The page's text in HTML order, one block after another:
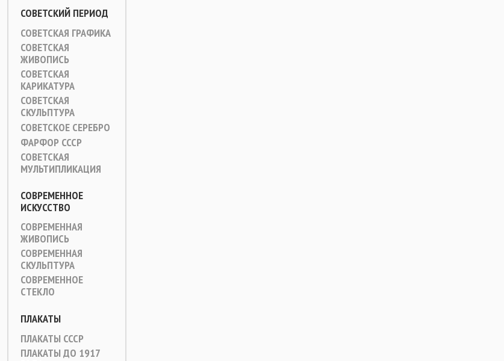
СОВЕТСКИЙ ПЕРИОД
СОВЕТСКАЯ ГРАФИКА
СОВЕТСКАЯ
ЖИВОПИСЬ
СОВЕТСКАЯ
КАРИКАТУРА
СОВЕТСКАЯ
СКУЛЬПТУРА
СОВЕТСКОЕ СЕРЕБРО
ФАРФОР СССР
СОВЕТСКАЯ
МУЛЬТИПЛИКАЦИЯ
СОВРЕМЕННОЕ
ИСКУССТВО
СОВРЕМЕННАЯ
ЖИВОПИСЬ
СОВРЕМЕННАЯ
СКУЛЬПТУРА
СОВРЕМЕННОЕ
СТЕКЛО
ПЛАКАТЫ
ПЛАКАТЫ СССР
ПЛАКАТЫ ДО 1917